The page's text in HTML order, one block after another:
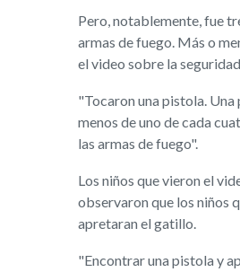
Pero, notablemente, fue
armas de fuego. Más o
el video sobre la
"Tocaron una pistola. Una
menos de uno de cada
las armas de fuego".
Los niños que vieron el
observaron que los niños
apretaran el gatillo.
"Encontrar una pistola y